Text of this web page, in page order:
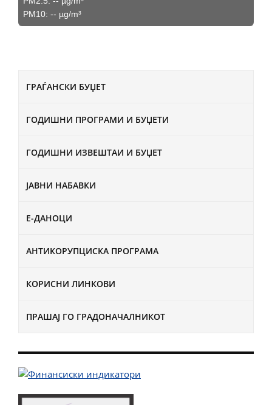
ГРАЃАНСКИ БУЏЕТ
ГОДИШНИ ПРОГРАМИ И БУЏЕТИ
ГОДИШНИ ИЗВЕШТАИ И БУЏЕТ
ЈАВНИ НАБАВКИ
Е-ДАНОЦИ
АНТИКОРУПЦИСКА ПРОГРАМА
КОРИСНИ ЛИНКОВИ
ПРАШАЈ ГО ГРАДОНАЧАЛНИКОТ
PM10: -- µg/m³